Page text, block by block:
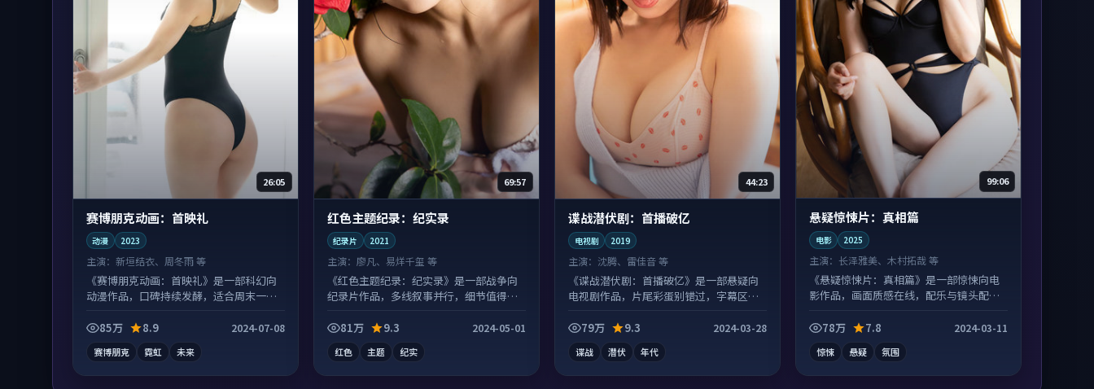
26:05
赛博朋克动画：首映礼
动漫 2023
主演： 新垣结衣、周冬雨 等
《赛博朋克动画：首映礼》是一部科幻向
动漫作品，口碑持续发酵，适合周末一口
85万
8.9 2024-07-08
赛博朋克 霓虹 未来
69:57
红色主题纪录：纪实录
纪录片 2021
主演：廖凡、易烊千玺 等
《红色主题纪录：纪实录》是一部战争向
纪录片作品，多线叙事并行，细节值得二
81万
9.3 2024-05-01
红色 主题 纪实
44:23
谍战潜伏剧：首播破亿
电视剧 2019
主演： 沈腾、雷佳音 等
《谍战潜伏剧：首播破亿》是一部悬疑向
电视剧作品，片尾彩蛋别错过，字幕区常
79万
9.3 2024-03-28
谍战 潜伏 年代
99:06
悬疑惊悚片：真相篇
电影 2025
主演：长泽雅美、木村拓哉 等
《悬疑惊悚片：真相篇》是一部惊悚向电
影作品，画面质感在线，配乐与镜头配合
78万
7.8 2024-03-11
惊悚 悬疑 氛围